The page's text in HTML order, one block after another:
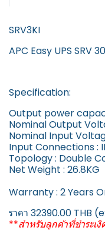
SRV3KI
APC Easy UPS SRV
Specification:
Output power
Nominal Output
Nominal Input
Input Connections :
Topology : Double
Net Weight : 26.8KG
Warranty : 2 Years
ราคา 32390.00 THB
**สำหรับลูกค้าที่ชำระเ